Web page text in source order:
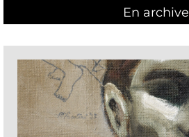
En archive